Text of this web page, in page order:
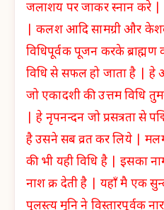
जलाशय पर जाकर स्नान करे |
| कलश आदि सामग्री और
विधिपूर्वक पूजन करके
विधि से सफल हो जाता है | हे
जो एकादशी की उत्तम विधि
| हे नृपनन्दन जो प्रसत्रता से
है उसने सब व्रत कर लिये |
की भी यही विधि है | इसका
नाश क्र देती है | यहाँ मै एक
पुलस्त्य मुनि ने विस्तारपूर्वक